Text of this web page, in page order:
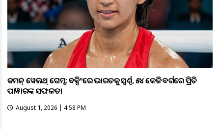
କମନ୍ ୱେଲଥ୍ ଗେମ୍ସ: ବକ୍ସିଂରେ ଭାରତକୁ ସ୍ବର୍ଣ୍ଣ, ୫୪ କେଜି ବର୍ଗରେ ପ୍ରିତି
ପାୱାରଙ୍କ ସଫଳତା
August 1, 2026 | 4:58 PM